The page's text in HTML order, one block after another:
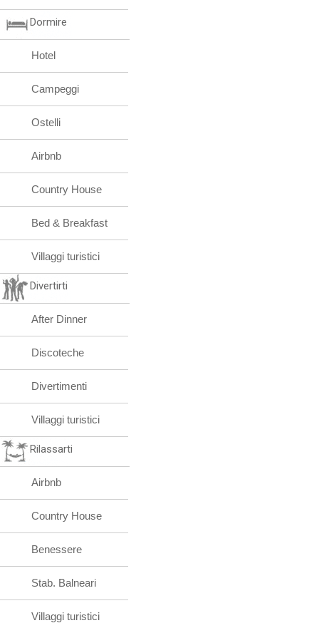
Dormire
Hotel
Campeggi
Ostelli
Airbnb
Country House
Bed & Breakfast
Villaggi turistici
Divertirti
After Dinner
Discoteche
Divertimenti
Villaggi turistici
Rilassarti
Airbnb
Country House
Benessere
Stab. Balneari
Villaggi turistici